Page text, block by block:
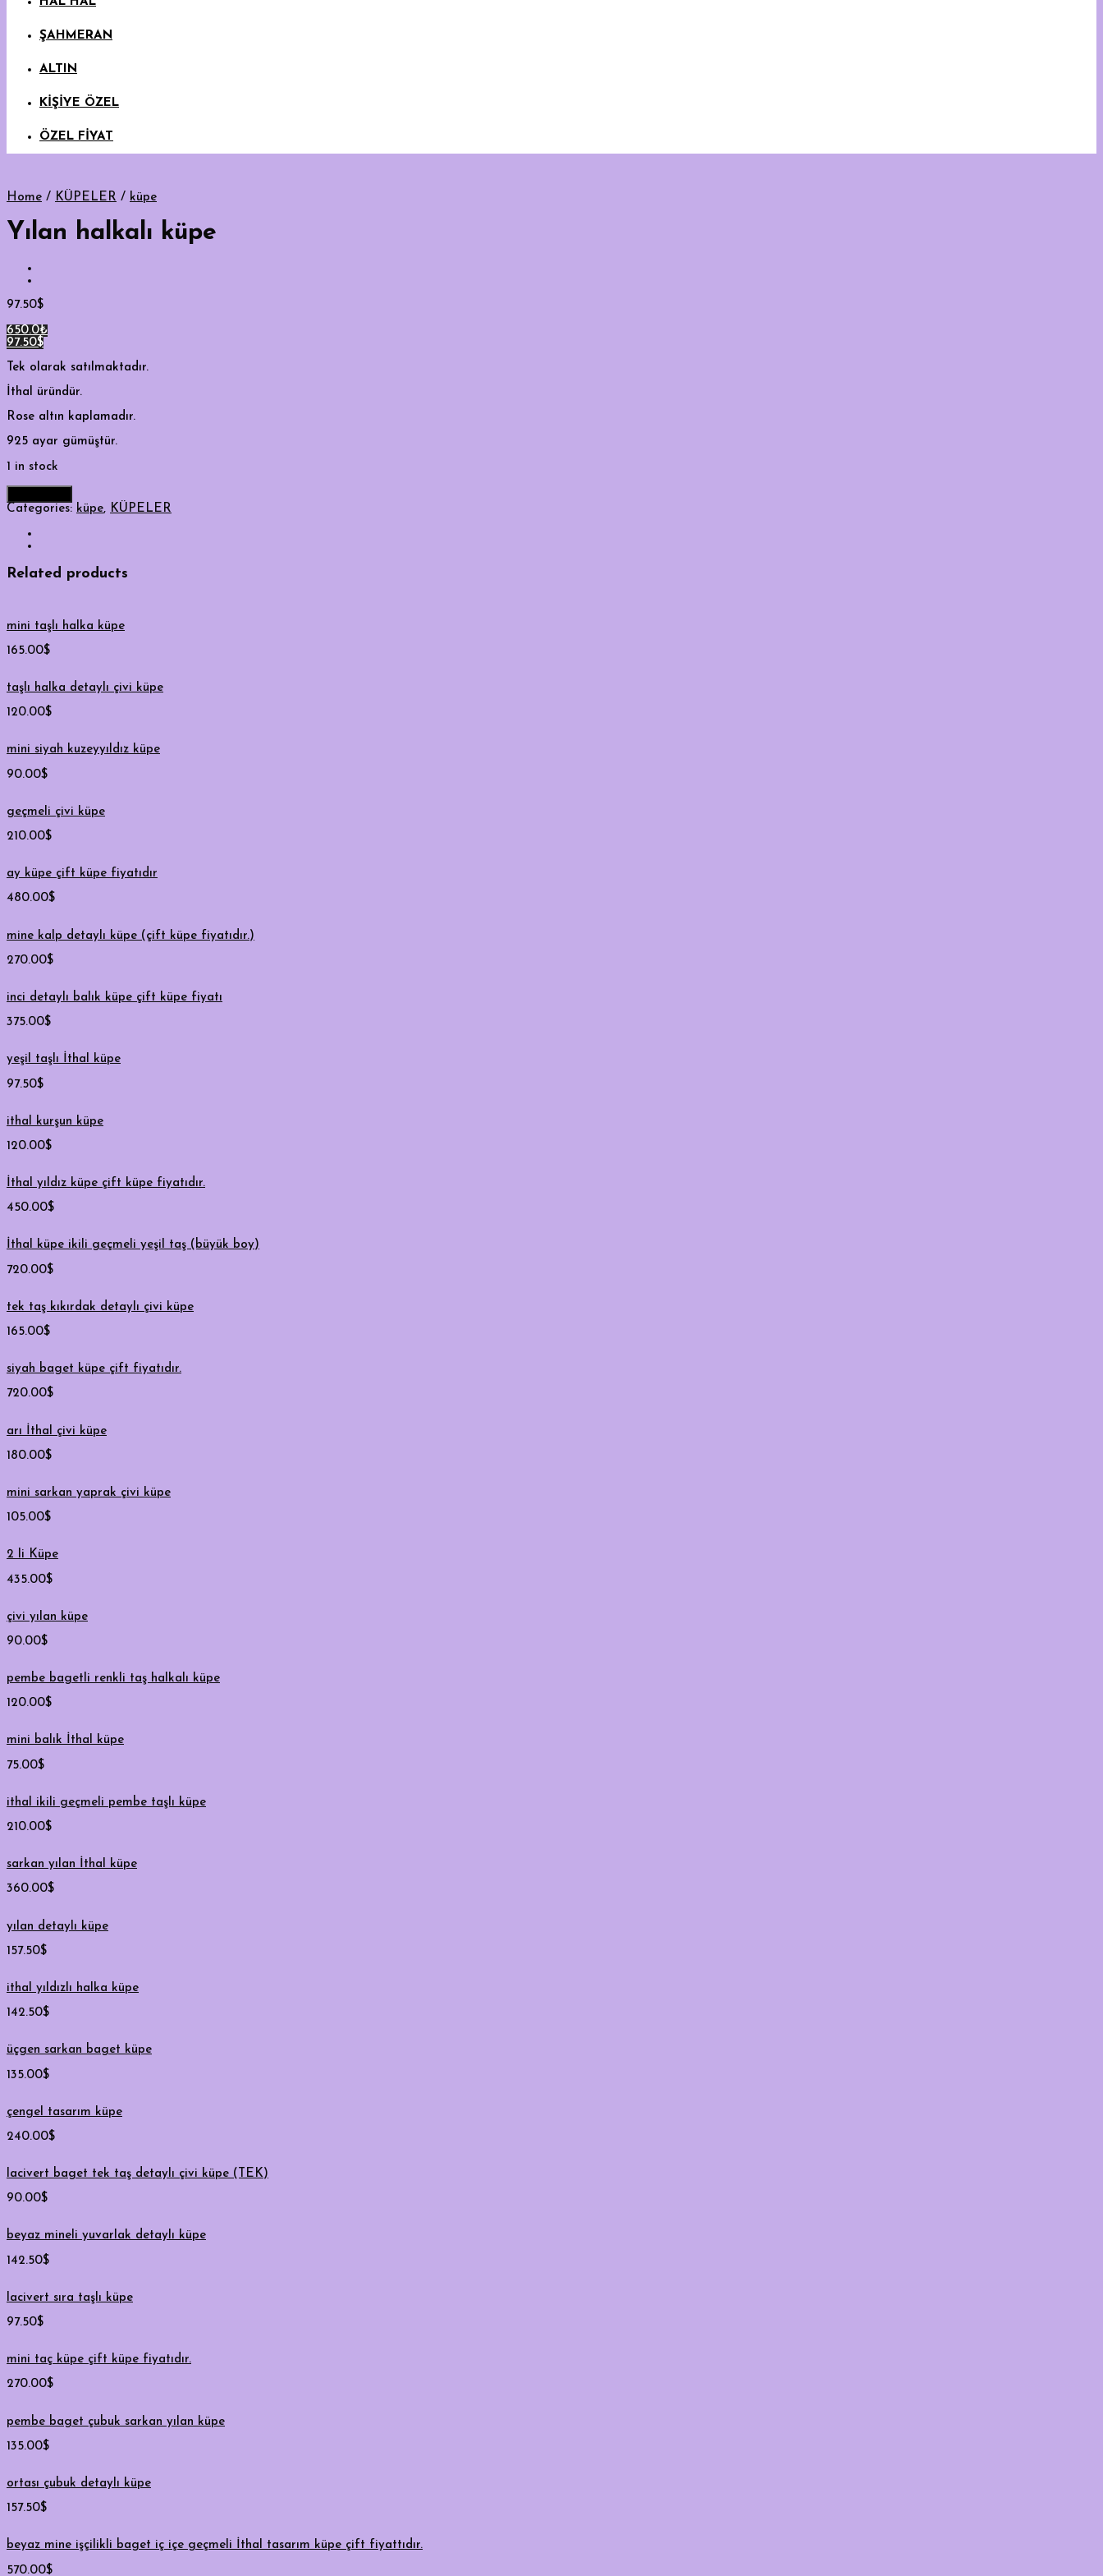
ŞAHMERAN
ALTIN
KİŞİYE ÖZEL
ÖZEL FİYAT
Home / KÜPELER / küpe
Yılan halkalı küpe
97.50$
650.0₺
97.50$
Tek olarak satılmaktadır.
İthal üründür.
Rose altın kaplamadır.
925 ayar gümüştür.
1 in stock
Categories: küpe, KÜPELER
Related products
mini taşlı halka küpe
165.00$
taşlı halka detaylı çivi küpe
120.00$
mini siyah kuzeyyıldız küpe
90.00$
geçmeli çivi küpe
210.00$
ay küpe çift küpe fiyatıdır
480.00$
mine kalp detaylı küpe (çift küpe fiyatıdır.)
270.00$
inci detaylı balık küpe çift küpe fiyatı
375.00$
yeşil taşlı İthal küpe
97.50$
ithal kurşun küpe
120.00$
İthal yıldız küpe çift küpe fiyatıdır.
450.00$
İthal küpe ikili geçmeli yeşil taş (büyük boy)
720.00$
tek taş kıkırdak detaylı çivi küpe
165.00$
siyah baget küpe çift fiyatıdır.
720.00$
arı İthal çivi küpe
180.00$
mini sarkan yaprak çivi küpe
105.00$
2 li Küpe
435.00$
çivi yılan küpe
90.00$
pembe bagetli renkli taş halkalı küpe
120.00$
mini balık İthal küpe
75.00$
ithal ikili geçmeli pembe taşlı küpe
210.00$
sarkan yılan İthal küpe
360.00$
yılan detaylı küpe
157.50$
ithal yıldızlı halka küpe
142.50$
üçgen sarkan baget küpe
135.00$
çengel tasarım küpe
240.00$
lacivert baget tek taş detaylı çivi küpe (TEK)
90.00$
beyaz mineli yuvarlak detaylı küpe
142.50$
lacivert sıra taşlı küpe
97.50$
mini taç küpe çift küpe fiyatıdır.
270.00$
pembe baget çubuk sarkan yılan küpe
135.00$
ortası çubuk detaylı küpe
157.50$
beyaz mine işçilikli baget iç içe geçmeli İthal tasarım küpe çift fiyattıdır.
570.00$